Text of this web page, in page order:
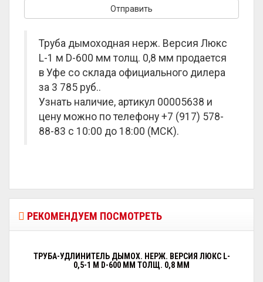
Труба дымоходная нерж. Версия Люкс
L-1 м D-600 мм толщ. 0,8 мм продается
в Уфе со склада официального дилера
за 3 785 руб..
Узнать наличие, артикул 00005638 и
цену можно по телефону +7 (917) 578-
88-83 с 10:00 до 18:00 (МСК).
РЕКОМЕНДУЕМ ПОСМОТРЕТЬ
ТРУБА-УДЛИНИТЕЛЬ ДЫМОХ. НЕРЖ. ВЕРСИЯ ЛЮКС L-
0,5-1 М D-600 ММ ТОЛЩ. 0,8 ММ